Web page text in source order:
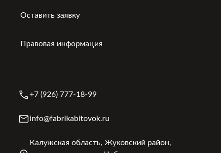
Оставить заявку
Правовая информация
+7 (926) 777-18-99
info@fabrikabitovok.ru
Калужская область, Жуковский район,